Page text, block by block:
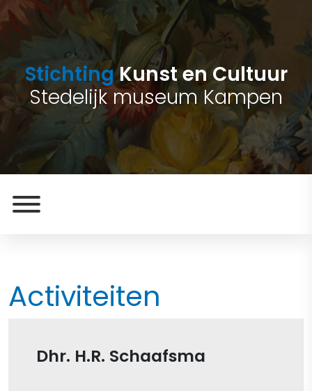
StichtingKunst en Cultuur
Stedelijk museum Kampen
Activiteiten
Dhr. H.R. Schaafsma